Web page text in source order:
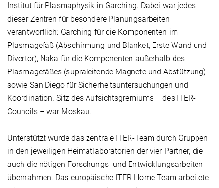
Institut für Plasmaphysik in Garching. Dabei war jedes
dieser Zentren für besondere Planungsarbeiten
verantwortlich: Garching für die Komponenten im
Plasmagefäß (Abschirmung und Blanket, Erste Wand und
Divertor), Naka für die Komponenten außerhalb des
Plasmagefäßes (supraleitende Magnete und Abstützung)
sowie San Diego für Sicherheitsuntersuchungen und
Koordination. Sitz des Aufsichtsgremiums – des ITER-
Councils – war Moskau.
Unterstützt wurde das zentrale ITER-Team durch Gruppen
in den jeweiligen Heimatlaboratorien der vier Partner, die
auch die nötigen Forschungs- und Entwicklungsarbeiten
übernahmen. Das europäische ITER-Home Team arbeitete